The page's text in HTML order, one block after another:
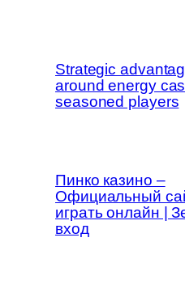
Strategic
around energy
seasoned players
Пинко казино –
Официальный
играть онлайн |
вход